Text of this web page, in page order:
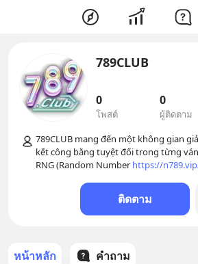
789CLUB
0
โพสต์
0
ผู้ติดตาม
789CLUB mang đến một không gian
kết công bằng tuyệt đối trong từng
RNG (Random Number https://
ติดตาม
หน้าหลัก คำถาม